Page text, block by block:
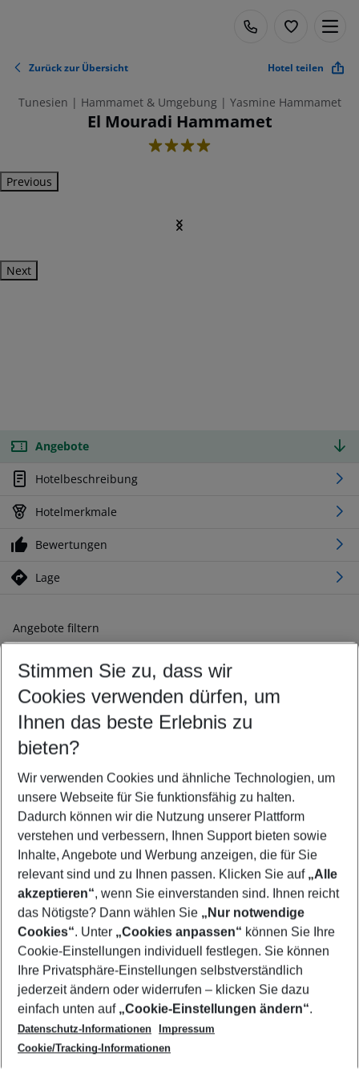
Zurück zur Übersicht Hotel teilen
Tunesien | Hammamet & Umgebung | Yasmine Hammamet
El Mouradi Hammamet
4
Previous
Next
Angebote
Hotelbeschreibung
Hotelmerkmale
Bewertungen
Lage
Angebote filtern
Ändern Sie Ihre Kriterien nach Ihren Wünschen
Abflughafen wählen
Beliebiger Abflughafen
Reisezeitraum wählen
10.08.26– 08.08.27 5-8 Nächte
2 Erwachsene Keine Kinder
Mehr Filter anzeigen
Footer
Footer navigation
Über uns
AGB
Cookie-Einstellungen ändern
Cookie-Richtlinie
Datenschutz
Service & Hilfe
Barrierefreies Reisen
Check-in
Folgen Sie uns
Stimmen Sie zu, dass wir
Cookies verwenden dürfen, um
Ihnen das beste Erlebnis zu
bieten?
Wir verwenden Cookies und ähnliche Technologien, um
unsere Webseite für Sie funktionsfähig zu halten.
Dadurch können wir die Nutzung unserer Plattform
verstehen und verbessern, Ihnen Support bieten sowie
Inhalte, Angebote und Werbung anzeigen, die für Sie
relevant sind und zu Ihnen passen. Klicken Sie auf „Alle
akzeptieren“, wenn Sie einverstanden sind. Ihnen reicht
das Nötigste? Dann wählen Sie „Nur notwendige
Cookies“. Unter „Cookies anpassen“ können Sie Ihre
Cookie-Einstellungen individuell festlegen. Sie können
Ihre Privatsphäre-Einstellungen selbstverständlich
jederzeit ändern oder widerrufen – klicken Sie dazu
einfach unten auf „Cookie-Einstellungen ändern“.
Datenschutz-Informationen
Impressum
Cookie/Tracking-Informationen